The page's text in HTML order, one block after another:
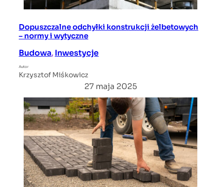
Dopuszczalne odchyłki konstrukcji żelbetowych
– normy i wytyczne
Budowa, Inwestycje
Autor
Krzysztof Miśkowicz
27 maja 2025